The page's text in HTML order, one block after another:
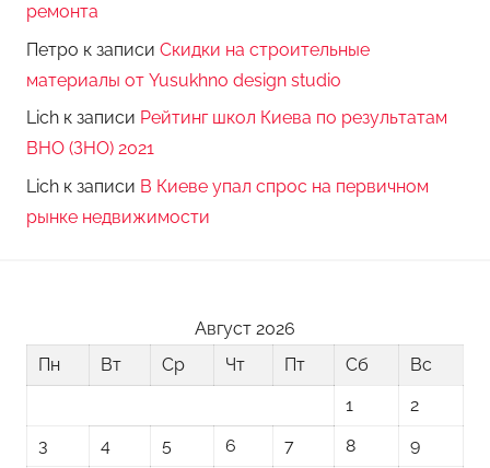
ремонта
Петро к записи Скидки на строительные
материалы от Yusukhno design studio
Lich к записи Рейтинг школ Киева по результатам
ВНО (ЗНО) 2021
Lich к записи В Киеве упал спрос на первичном
рынке недвижимости
Август 2026
Пн
Вт Ср Чт Пт Сб
Вс
1
2
3
4 5 6 7 8 9